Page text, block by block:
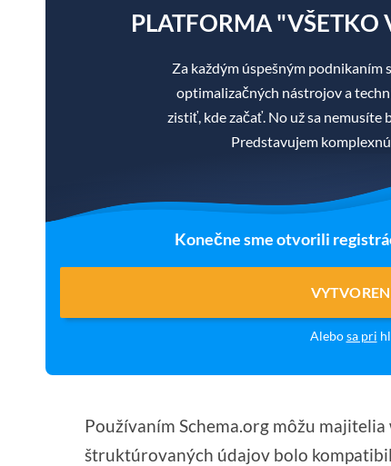
PLATFORMA "VŠETKO
Za každým úspešným podnikaním
optimalizačných nástrojov a
zistiť, kde začať. No už sa nemusíte
Predstavujem
Konečne sme otvorili
Alebosa pri
Používaním Schema.org môžu
štruktúrovaných údajov bolo